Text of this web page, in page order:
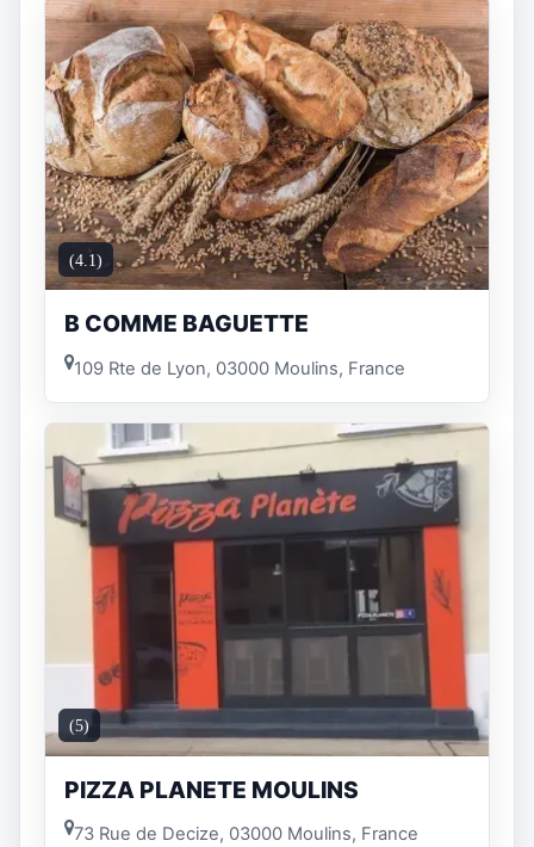
(4.1)
B COMME BAGUETTE
109 Rte de Lyon, 03000 Moulins, France
(5)
PIZZA PLANETE MOULINS
73 Rue de Decize, 03000 Moulins, France